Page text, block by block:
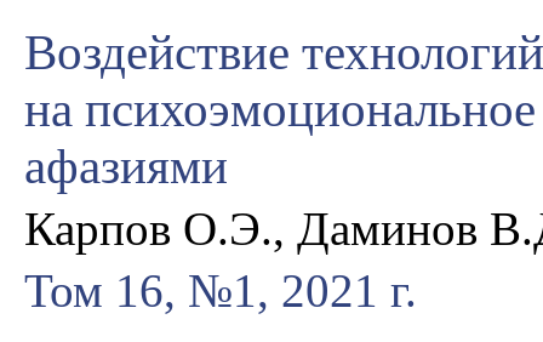
Воздействие
на
афазиями
Карпов О.Э., Даминов
Том 16, №1, 2021 г.